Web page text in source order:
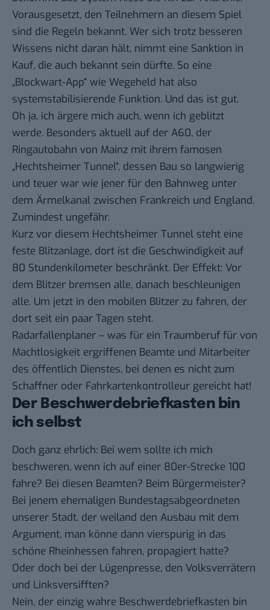
Vorausgesetzt, den Teilnehmern an diesem Spiel
sind die Regeln bekannt. Wer sich trotz besseren
Wissens nicht daran hält, nimmt eine Sanktion in
Kauf, die auch bekannt sein dürfte. So eine
„Blockwart-App“ wie Wegeheld hat also
systemstabilisierende Funktion. Und das ist gut.
Oh ja, ich ärgere mich auch, wenn ich geblitzt
werde. Besonders aktuell auf der A60, der
Ringautobahn von Mainz mit ihrem famosen
„Hechtsheimer Tunnel“, dessen Bau so langwierig
und teuer war wie jener für den Bahnweg unter
dem Ärmelkanal zwischen Frankreich und England.
Zumindest ungefähr.
Kurz vor diesem Hechtsheimer Tunnel steht eine
feste Blitzanlage, dort ist die Geschwindigkeit auf
80 Stundenkilometer beschränkt. Der Effekt: Vor
dem Blitzer bremsen alle, danach beschleunigen
alle. Um jetzt in den mobilen Blitzer zu fahren, der
dort seit ein paar Tagen steht.
Radarfallenplaner – was für ein Traumberuf für von
Machtlosigkeit ergriffenen Beamte und Mitarbeiter
des öffentlich Dienstes, bei denen es nicht zum
Schaffner oder Fahrkartenkontrolleur gereicht hat!
Der Beschwerdebriefkasten bin
ich selbst
Doch ganz ehrlich: Bei wem sollte ich mich
beschweren, wenn ich auf einer 80er-Strecke 100
fahre? Bei diesen Beamten? Beim Bürgermeister?
Bei jenem ehemaligen Bundestagsabgeordneten
unserer Stadt, der weiland den Ausbau mit dem
Argument, man könne dann vierspurig in das
schöne Rheinhessen fahren, propagiert hatte?
Oder doch bei der Lügenpresse, den Volksverrätern
und Linksversifften?
Nein, der einzig wahre Beschwerdebriefkasten bin